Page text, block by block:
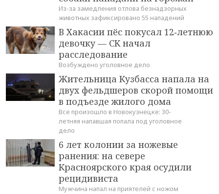
Из-за замедления отлова безнадзорных
животных зафиксировано 55 нападений
В Хакасии пёс покусал 12‑летнюю
девочку — СК начал
расследование
Возбуждено уголовное дело
Жительница Кузбасса напала на
двух фельдшеров скорой помощи
в подъезде жилого дома
Все произошло в Новокузнецке: 30-
летняя напавшая попала под уголовное
дело
6 лет колонии за ножевые
ранения: на севере
Красноярского края осудили
рецидивиста
Мужчина напал на приятелей с ножом